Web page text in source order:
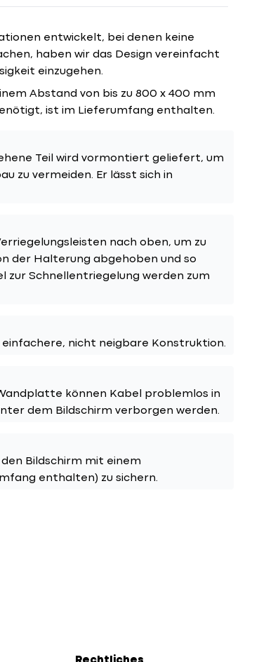
entwickelt, bei denen keine
haben wir das Design vereinfacht
einzugehen.
Abstand von bis zu 800 x 400 mm
ist im Lieferumfang enthalten.
Teil wird vormontiert geliefert, um
zu vermeiden. Er lässt sich in
nach oben, um zu
der Halterung abgehoben und so
zur Schnellentriegelung werden zum
nicht neigbare Konstruktion.
können Kabel problemlos in
dem Bildschirm verborgen werden.
den Bildschirm mit einem
enthalten) zu sichern.